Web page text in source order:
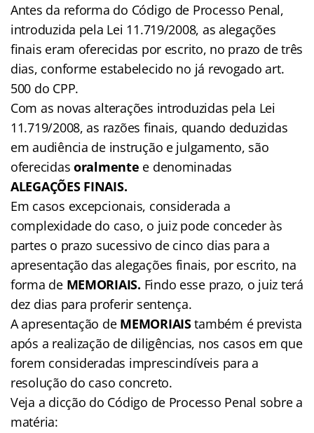
Antes da reforma do Código de Processo Penal,
introduzida pela Lei 11.719/2008, as alegações
finais eram oferecidas por escrito, no prazo de três
dias, conforme estabelecido no já revogado art.
500 do CPP.
Com as novas alterações introduzidas pela Lei
11.719/2008, as razões finais, quando deduzidas
em audiência de instrução e julgamento, são
oferecidasoralmente e denominadas
ALEGAÇÕES FINAIS.
Em casos excepcionais, considerada a
complexidade do caso, o juiz pode conceder às
partes o prazo sucessivo de cinco dias para a
apresentação das alegações finais, por escrito, na
forma de MEMORIAIS. Findo esse prazo, o juiz terá
dez dias para proferir sentença.
A apresentação de MEMORIAIStambém é prevista
após a realização de diligências, nos casos em que
forem consideradas imprescindíveis para a
resolução do caso concreto.
Veja a dicção do Código de Processo Penal sobre a
matéria: